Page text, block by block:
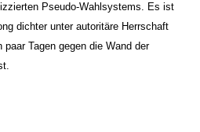
Pseudo-Wahlsystems. Es ist
dichter unter autoritäre Herrschaft
Tagen gegen die Wand der